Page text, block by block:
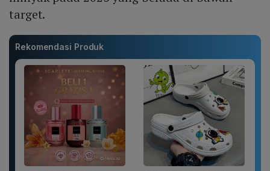
target.
Rekomendasi Produk